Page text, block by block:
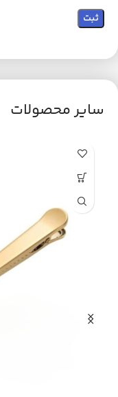
سایر محصولات